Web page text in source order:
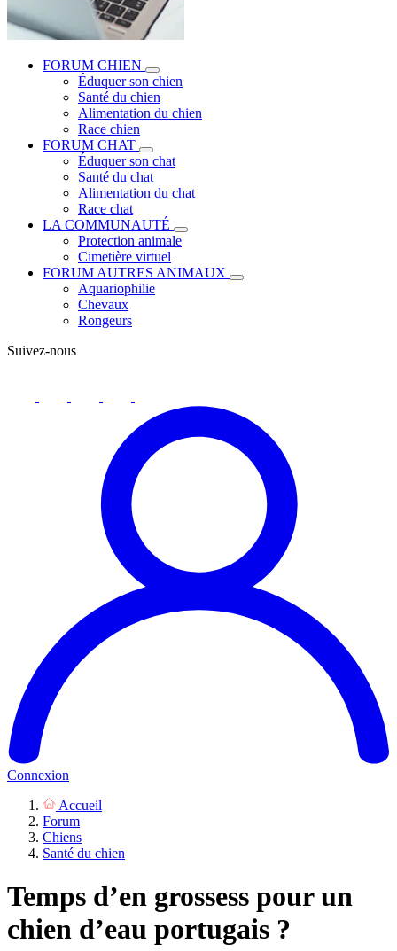
FORUM CHIEN
Éduquer son chien
Santé du chien
Alimentation du chien
Race chien
FORUM CHAT
Éduquer son chat
Santé du chat
Alimentation du chat
Race chat
LA COMMUNAUTÉ
Protection animale
Cimetière virtuel
FORUM AUTRES ANIMAUX
Aquariophilie
Chevaux
Rongeurs
Suivez-nous
Connexion
Accueil
Forum
Chiens
Santé du chien
Temps d’en grossess pour un
chien d’eau portugais ?